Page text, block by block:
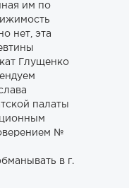
им по
нет, эта
Глущенко
палаты
№
в г.